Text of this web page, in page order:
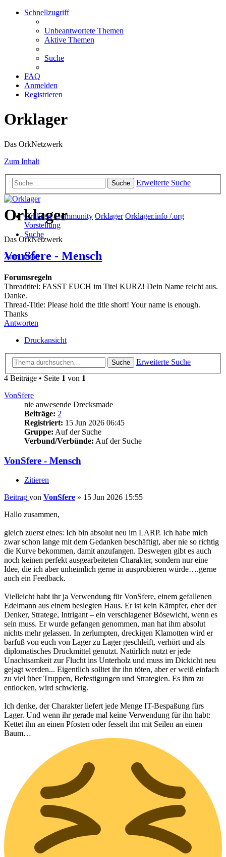
Schnellzugriff
Unbeantwortete Themen
Aktive Themen
Suche
FAQ
Anmelden
Registrieren
Orklager
Das OrkNetzwerk
Zum Inhalt
Suche Erweiterte Suche
Orklager
Das OrkNetzwerk
Zum Inhalt
Orklager-Community Orklager Orklager.info /.org
Vorstellung
Suche
VonSfere - Mensch
Forumsregeln
Threadtitel: FASST EUCH im Titel KURZ! Dein Name reicht aus.
Danke.
Thread-Title: Please hold the title short! Your name is enough.
Thanks
Antworten
Druckansicht
Suche
Erweiterte Suche
4 Beiträge • Seite 1 von 1
VonSfere
nie anwesende Drecksmade
Beiträge: 2
Registriert: 15 Jun 2026 06:45
Gruppe: Auf der Suche
Verbund/Verbünde: Auf der Suche
VonSfere - Mensch
Zitieren
Beitrag von VonSfere » 15 Jun 2026 15:55
Hallo zusammen,
gleich zuerst eines: Ich bin absolut neu im LARP. Ich habe mich
zwar schon lange mit dem Gedanken beschäftigt, aber nie so richtig
die Kurve bekommen, damit anzufangen. Deswegen gibt es auch
noch keinen perfekt ausgearbeiteten Charakter, sondern nur eine
Idee, die ich aber unheimlich gerne in ausprobieren würde….gerne
auch ein Feedback.
Vielleicht habt ihr ja Verwendung für VonSfere, einem gefallenen
Edelmann aus einem besiegten Haus. Er ist kein Kämpfer, eher der
Denker, Stratege, Intrigant – ein verschlagener Bösewicht, wenn es
sein muss. Er wurde gefangen genommen, man hat ihm absolut
nichts mehr gelassen. In zerlumpten, dreckigen Klamotten wird er
barfuß von euch von Lager zu Lager geschleift, verhört und als
diplomatisches Druckmittel genutzt. Natürlich nutzt er jede
Unachtsamkeit zur Flucht ins Unterholz und muss im Dickicht neu
gejagt werden... Eigentlich solltet ihr ihn töten, aber er weiß einfach
zu viel über Truppen, Befestigungen und Strategien. Es ihm zu
entlocken, wird schwierig.
Ich denke, der Charakter liefert jede Menge IT-Bespaßung fürs
Lager. Und wenn ihr gerade mal keine Verwendung für ihn habt:
Kettet ihn an einen Pfosten oder fesselt ihn mit Seilen an einen
Baum…